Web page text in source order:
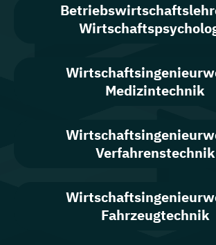
Medizintechnik
Verfahrenstechnik
Fahrzeugtechnik